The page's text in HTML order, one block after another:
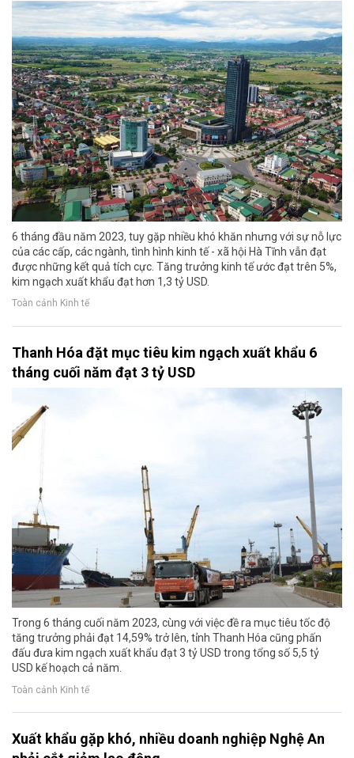
6 tháng đầu năm 2023, tuy gặp nhiều khó khăn nhưng với sự nỗ lực
của các cấp, các ngành, tình hình kinh tế - xã hội Hà Tĩnh vẫn đạt
được những kết quả tích cực. Tăng trưởng kinh tế ước đạt trên 5%,
kim ngạch xuất khẩu đạt hơn 1,3 tỷ USD.
Toàn cảnh Kinh tế
Thanh Hóa đặt mục tiêu kim ngạch xuất khẩu 6
tháng cuối năm đạt 3 tỷ USD
Trong 6 tháng cuối năm 2023, cùng với việc đề ra mục tiêu tốc độ
tăng trưởng phải đạt 14,59% trở lên, tỉnh Thanh Hóa cũng phấn
đấu đưa kim ngạch xuất khẩu đạt 3 tỷ USD trong tổng số 5,5 tỷ
USD kế hoạch cả năm.
Toàn cảnh Kinh tế
Xuất khẩu gặp khó, nhiều doanh nghiệp Nghệ An